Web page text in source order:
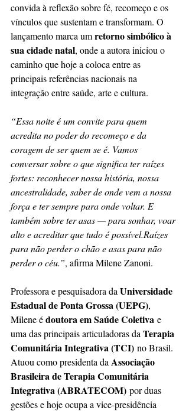
convida à reflexão sobre fé, recomeço e os
vínculos que sustentam e transformam. O
lançamento marca um retorno simbólico à
sua cidade natal, onde a autora iniciou o
caminho que hoje a coloca entre as
principais referências nacionais na
integração entre saúde, arte e cultura.
“Essa noite é um convite para quem
acredita no poder do recomeço e da
coragem de ser quem se é. Vamos
conversar sobre o que significa ter raízes
fortes: reconhecer nossa história, nossa
ancestralidade, saber de onde vem a nossa
força e ter sempre para onde voltar. E
também sobre ter asas — para sonhar, voar
alto e acreditar que tudo é possível.Raízes
para não perder o chão e asas para não
perder o céu.”, afirma Milene Zanoni.
Professora e pesquisadora da Universidade
Estadual de Ponta Grossa (UEPG),
Milene é doutora em Saúde Coletiva e
uma das principais articuladoras da Terapia
Comunitária Integrativa (TCI) no Brasil.
Atuou como presidenta da Associação
Brasileira de Terapia Comunitária
Integrativa (ABRATECOM) por duas
gestões e hoje ocupa a vice-presidência